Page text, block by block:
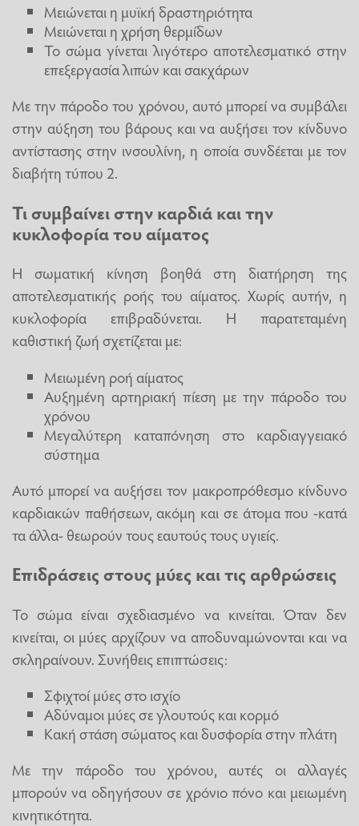
Μειώνεται η μυϊκή δραστηριότητα
Μειώνεται η χρήση θερμίδων
Το σώμα γίνεται λιγότερο αποτελεσματικό στην
επεξεργασία λιπών και σακχάρων
Με την πάροδο του χρόνου, αυτό μπορεί να συμβάλει
στην αύξηση του βάρους και να αυξήσει τον κίνδυνο
αντίστασης στην ινσουλίνη, η οποία συνδέεται με τον
διαβήτη τύπου 2.
Τι συμβαίνει στην καρδιά και την
κυκλοφορία του αίματος
Η σωματική κίνηση βοηθά στη διατήρηση της
αποτελεσματικής ροής του αίματος. Χωρίς αυτήν, η
κυκλοφορία επιβραδύνεται. Η παρατεταμένη
καθιστική ζωή σχετίζεται με:
Μειωμένη ροή αίματος
Αυξημένη αρτηριακή πίεση με την πάροδο του
χρόνου
Μεγαλύτερη καταπόνηση στο καρδιαγγειακό
σύστημα
Αυτό μπορεί να αυξήσει τον μακροπρόθεσμο κίνδυνο
καρδιακών παθήσεων, ακόμη και σε άτομα που -κατά
τα άλλα- θεωρούν τους εαυτούς τους υγιείς.
Επιδράσεις στους μύες και τις αρθρώσεις
Το σώμα είναι σχεδιασμένο να κινείται. Όταν δεν
κινείται, οι μύες αρχίζουν να αποδυναμώνονται και να
σκληραίνουν. Συνήθεις επιπτώσεις:
Σφιχτοί μύες στο ισχίο
Αδύναμοι μύες σε γλουτούς και κορμό
Κακή στάση σώματος και δυσφορία στην πλάτη
Με την πάροδο του χρόνου, αυτές οι αλλαγές
μπορούν να οδηγήσουν σε χρόνιο πόνο και μειωμένη
κινητικότητα.